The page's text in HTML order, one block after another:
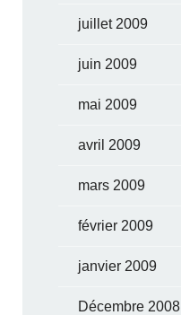
juillet 2009
juin 2009
mai 2009
avril 2009
mars 2009
février 2009
janvier 2009
Décembre 2008